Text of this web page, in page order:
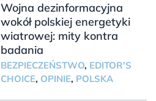
Wojna dezinformacyjna
wokół polskiej energetyki
wiatrowej: mity kontra
badania
BEZPIECZEŃSTWO, EDITOR'S
CHOICE, OPINIE, POLSKA